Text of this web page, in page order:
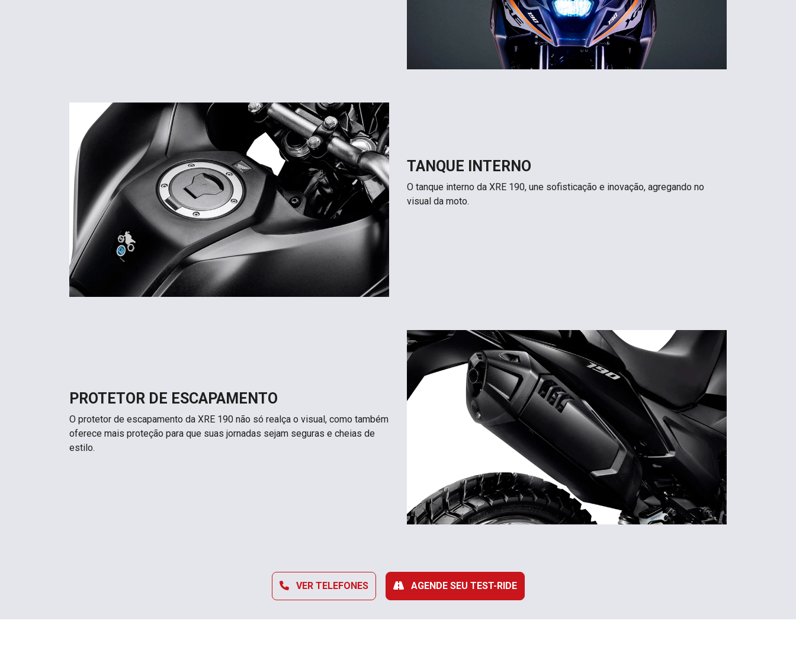
TANQUE INTERNO
O tanque interno da XRE 190, une sofisticação e inovação, agregando no
visual da moto.
PROTETOR DE ESCAPAMENTO
O protetor de escapamento da XRE 190 não só realça o visual, como também
oferece mais proteção para que suas jornadas sejam seguras e cheias de
estilo.
VER TELEFONES AGENDE SEU TEST-RIDE